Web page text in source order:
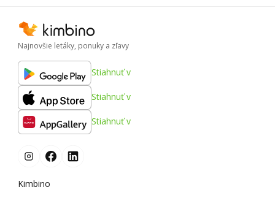
Najnovšie letáky, ponuky a zľavy
Stiahnuť v
Stiahnuť v
Stiahnuť v
Kimbino